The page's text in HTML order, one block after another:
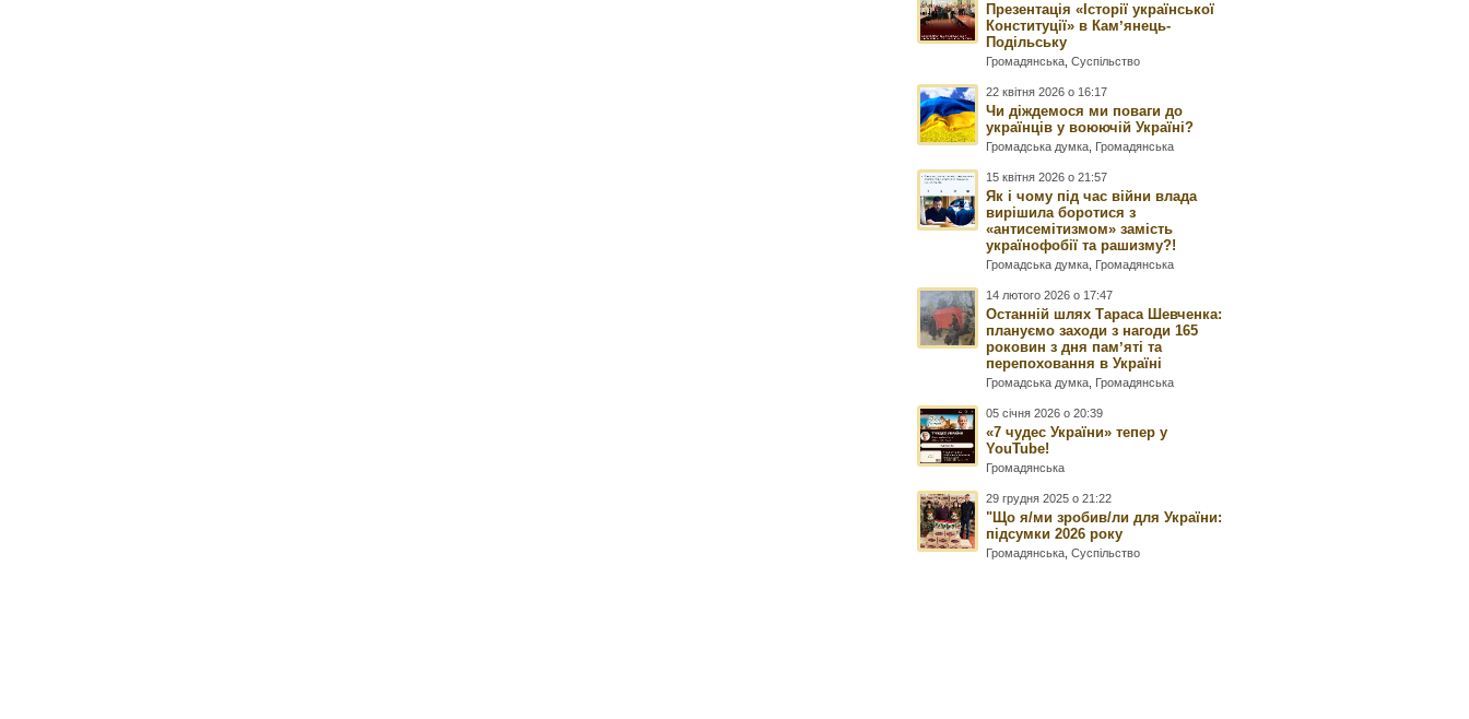
Презентація «Історії української
Конституції» в Камʼянець-
Подільську
Громадянська ,Суспільство
22 квітня 2026 о 16:17
Чи діждемося ми поваги до
українців у воюючій Україні?
Громадська думка Громадянська
15 квітня 2026 о 21:57
Як і чому під час війни влада
вирішила боротися з
«антисемітизмом» замість
українофобії та рашизму?!
Громадська думка Громадянська
14 лютого 2026 о 17:47
Останній шлях Тараса Шевченка:
плануємо заходи з нагоди 165
роковин з дня памʼяті та
перепоховання в Україні
Громадська думка Громадянська
05 січня 2026 о 20:39
«7 чудес України» тепер у
YouTube!
Громадянська
29 грудня 2025 о 21:22
"Що я/ми зробив/ли для України:
підсумки 2026 року
Громадянська ,Суспільство